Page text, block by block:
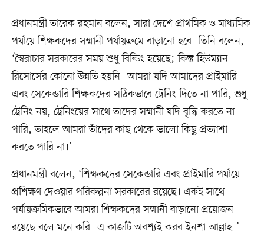
প্রধানমন্ত্রী তারেক রহমান বলেন, সারা দেশে প্রাথমিক ও মাধ্যমিক
পর্যায়ে শিক্ষকদের সম্মানী পর্যায়ক্রমে বাড়ানো হবে। তিনি বলেন,
‘স্বৈরাচার সরকারের সময় শুধু বিল্ডিং হয়েছে; কিন্তু হিউম্যান
রিসোর্সের কোনো উন্নতি হয়নি। আমরা যদি আমাদের প্রাইমারি
এবং সেকেন্ডারি শিক্ষকদের সঠিকভাবে ট্রেনিং দিতে না পারি, শুধু
ট্রেনিং নয়, ট্রেনিংয়ের সাথে তাদের সম্মানী যদি বৃদ্ধি করতে না
পারি, তাহলে আমরা তাঁদের কাছ থেকে ভালো কিছু প্রত্যাশা
করতে পারি না।’
প্রধানমন্ত্রী বলেন, ‘শিক্ষকদের সেকেন্ডারি এবং প্রাইমারি পর্যায়ে
প্রশিক্ষণ দেওয়ার পরিকল্পনা সরকারের রয়েছে। একই সাথে
পর্যায়ক্রমিকভাবে আমরা শিক্ষকদের সম্মানী বাড়ানো প্রয়োজন
রয়েছে বলে মনে করি। এ কাজটি অবশ্যই করব ইনশা আল্লাহ।’